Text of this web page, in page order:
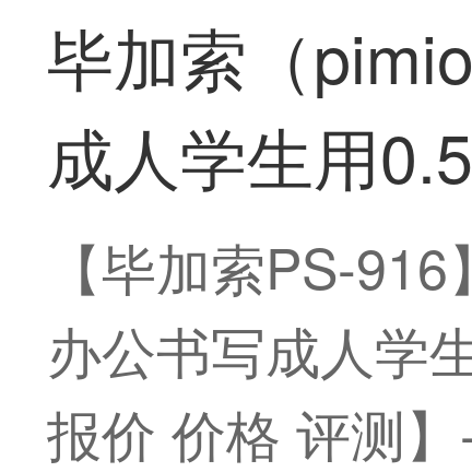
毕加索（
成人学生用
【毕加索PS-
办公书写成人学
报价 价格 评测